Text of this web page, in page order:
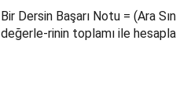
Bir Dersin Başarı Notu = (Ara
değerle-rinin toplamı ile